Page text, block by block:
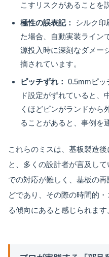
こすリスクがあることを
極性の誤表記：
シルク印
た場合、自動実装ライン
源投入時に深刻なダメー
摘されています。
ピッチずれ： 0.5mmピッ
ド設定がずれていると、
くほどピンがランドから
ることがあると、事例を
これらのミスは、基板製造
と、多くの設計者が言及し
での対応が難しく、基板の
どであり、その際の時間的
る傾向にあると感じられます